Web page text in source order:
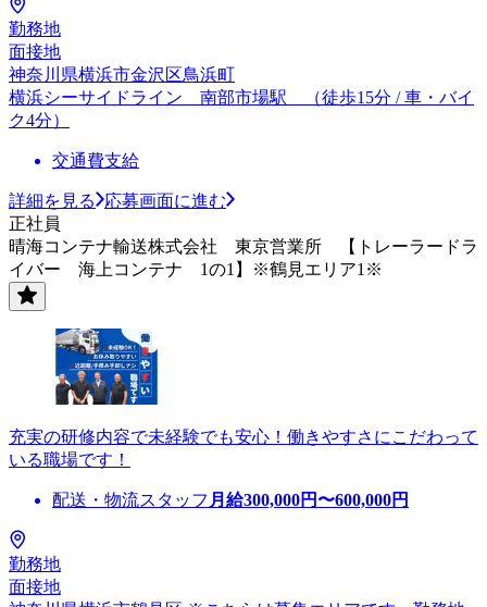
勤務地
面接地
神奈川県横浜市金沢区鳥浜町
横浜シーサイドライン 南部市場駅 （徒歩15分 / 車・バイ
ク4分）
交通費支給
詳細を見る
応募画面に進む
正社員
晴海コンテナ輸送株式会社 東京営業所 【トレーラードラ
イバー 海上コンテナ 1の1】※鶴見エリア1※
充実の研修内容で未経験でも安心！働きやすさにこだわって
いる職場です！
配送・物流スタッフ 月給300,000円〜600,000円
勤務地
面接地